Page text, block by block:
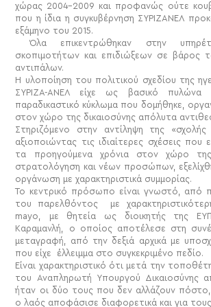
χώρας 2004-2009 και προφανώς ούτε
που η ίδια η συγκυβέρνηση ΣΥΡΙΖΑΝΕΛ
εξάμηνο του 2015.
Όλα επικεντρώθηκαν στην
σκοπιμοτήτων και επιδιώξεων σε βάρος
αντιπάλων.
Η υλοποίηση του πολιτικού σχεδίου της
ΣΥΡΙΖΑ-ΑΝΕΛ είχε ως βασικό πυλώνα
παραδικαστικό κύκλωμα που δομήθηκε,
στον χώρο της δικαιοσύνης απόλυτα
Στηριζόμενο στην αντίληψη της
αξιοποιώντας τις ιδιαίτερες σχέσεις που
τα προηγούμενα χρόνια στον χώρο της
στρατολόγηση και νέων προσώπων,
οργάνωση με χαρακτηριστικά συμμορίας.
Το κεντρικό πρόσωπο είναι γνωστό, από
του παρελθόντος με
mayo
, με θητεία ως διοικητής της
Καραμανλή, ο οποίος αποτέλεσε στη
μεταγραφή, από την δεξιά αρχικά με
που είχε έλλειμμα στο συγκεκριμένο πεδίο.
Είναι χαρακτηριστικό ότι μετά την
του Αναπληρωτή Υπουργού Δικαιοσύνης
ήταν οι δύο τους που δεν αλλάζουν
ο λαός αποφάσισε διαφορετικά και για